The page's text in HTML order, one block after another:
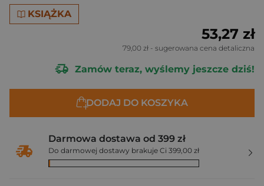
KSIĄŻKA
53,27 zł
79,00 zł - sugerowana cena detaliczna
Zamów teraz, wyślemy jeszcze dziś!
DODAJ DO KOSZYKA
Darmowa dostawa od 399 zł
Do darmowej dostawy brakuje Ci 399,00 zł